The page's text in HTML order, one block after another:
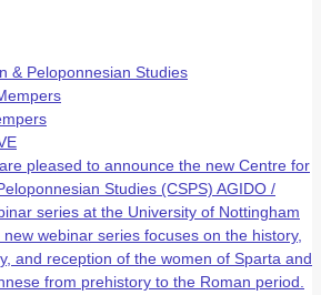
& Peloponnesian Studies
pleased to announce the new Centre for
Studies (CSPS) AGIDO /
series at the University of Nottingham
webinar series focuses on the history,
and reception of the women of Sparta and
from prehistory to the Roman period.